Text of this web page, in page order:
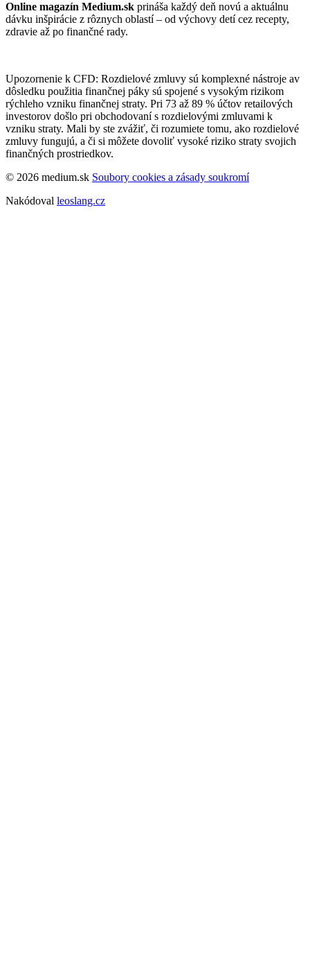
Online magazín Medium.sk prináša každý deň novú a aktuálnu
dávku inšpirácie z rôznych oblastí – od výchovy detí cez recepty,
zdravie až po finančné rady.
Upozornenie k CFD: Rozdielové zmluvy sú komplexné nástroje av
dôsledku použitia finančnej páky sú spojené s vysokým rizikom
rýchleho vzniku finančnej straty. Pri 73 až 89 % účtov retailových
investorov došlo pri obchodovaní s rozdielovými zmluvami k
vzniku straty. Mali by ste zvážiť, či rozumiete tomu, ako rozdielové
zmluvy fungujú, a či si môžete dovoliť vysoké riziko straty svojich
finančných prostriedkov.
© 2026 medium.sk Soubory cookies a zásady soukromí
Nakódoval leoslang.cz